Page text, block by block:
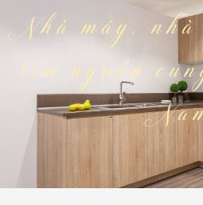
SẢN
BÁO GIÁ TỦ BẾP
TỦ BẾP
Nhà máy,
tìm nguồn